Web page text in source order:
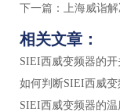
下一篇：
上海威诣
相关文章：
SIEI西威变频器的开
如何判断SIEI西威
SIEI西威变频器的